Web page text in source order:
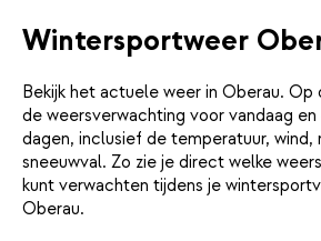
Wintersportweer
Bekijk het actuele weer in Oberau. Op
de weersverwachting voor vandaag
dagen, inclusief de temperatuur, wind,
sneeuwval. Zo zie je direct welke
kunt verwachten tijdens je
Oberau.